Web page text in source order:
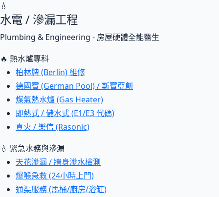
💧
水電 / 滲漏工程
Plumbing & Engineering - 房屋硬體全能醫生
🔥 熱水爐專科
柏林牌 (Berlin) 維修
德國寶 (German Pool) / 斯寶亞創
煤氣熱水爐 (Gas Heater)
即熱式 / 儲水式 (E1/E3 代碼)
真火 / 樂信 (Rasonic)
💧 緊急水務與滲漏
天花滲漏 / 牆身滲水檢測
爆喉急救 (24小時上門)
通渠服務 (馬桶/廚房/浴缸)